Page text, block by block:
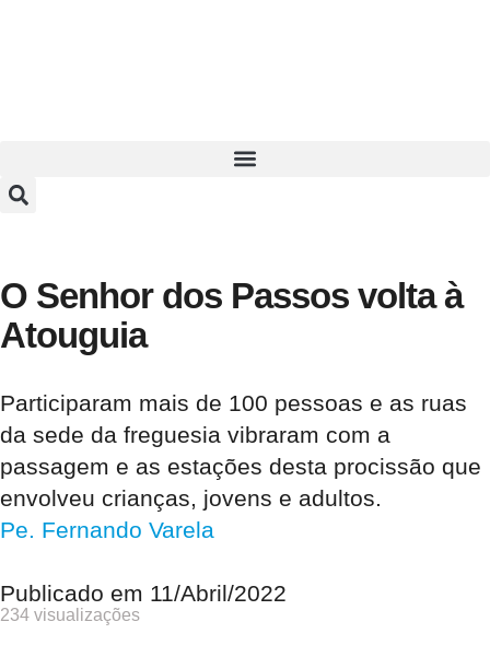
O Senhor dos Passos volta à
Atouguia
Participaram mais de 100 pessoas e as ruas
da sede da freguesia vibraram com a
passagem e as estações desta procissão que
envolveu crianças, jovens e adultos.
Pe. Fernando Varela
Publicado em 11/Abril/2022
234 visualizações